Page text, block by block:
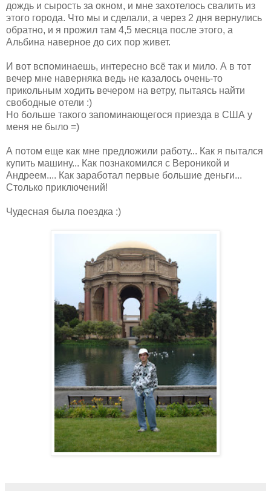
дождь и сырость за окном, и мне захотелось свалить из
этого города. Что мы и сделали, а через 2 дня вернулись
обратно, и я прожил там 4,5 месяца после этого, а
Альбина наверное до сих пор живет.
И вот вспоминаешь, интересно всё так и мило. А в тот
вечер мне наверняка ведь не казалось очень-то
прикольным ходить вечером на ветру, пытаясь найти
свободные отели :)
Но больше такого запоминающегося приезда в США у
меня не было =)
А потом еще как мне предложили работу... Как я пытался
купить машину... Как познакомился с Вероникой и
Андреем.... Как заработал первые большие деньги...
Столько приключений!
Чудесная была поездка :)